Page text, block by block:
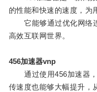
的性能和快速的速度，为
它能够通过优化网络
高效互联网世界。
456加速器vnp
通过使用456加速器，
传速度也能够大幅提升，